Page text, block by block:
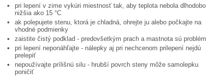
pri lepení v zime vykúri miestnosť tak, aby teplota nebola dlhodobo
nižšia ako 15 °C
ak polepujete stenu, ktorá je chladná, ohrejte ju alebo počkajte na
vhodné podmienky
zaistite čistý podklad - predovšetkým prach a mastnota sú problém
pri lepení neponáhľajte - nálepky aj pri nechcenom prilepení nejdú
prelepiť
nepoužívajte prílišnú silu - hrubší povrch steny môže samolepku
poničiť